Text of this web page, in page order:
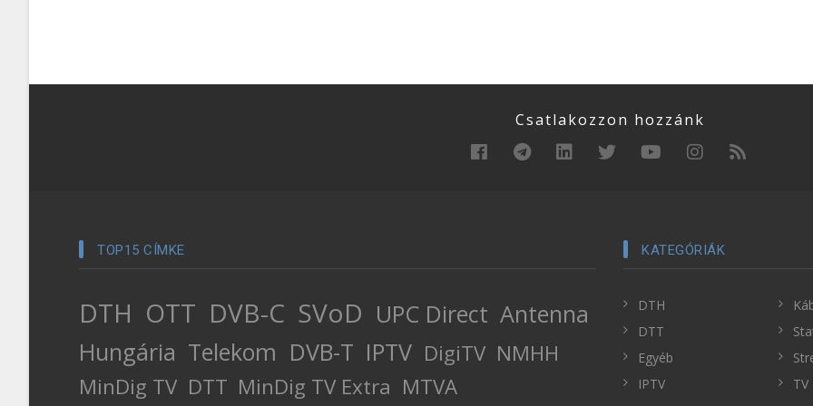
Csatlakozzon hozzánk
TOP15 CÍMKE
DTH OTT DVB-C SVoD UPC Direct Antenna
Hungária Telekom DVB-T IPTV DigiTV NMHH
MinDig TV DTT MinDig TV Extra MTVA
KATEGÓRIÁK
DTH
DTT
Egyéb
IPTV